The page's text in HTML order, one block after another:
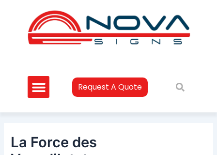
Request A Quote
La Force des
navigation